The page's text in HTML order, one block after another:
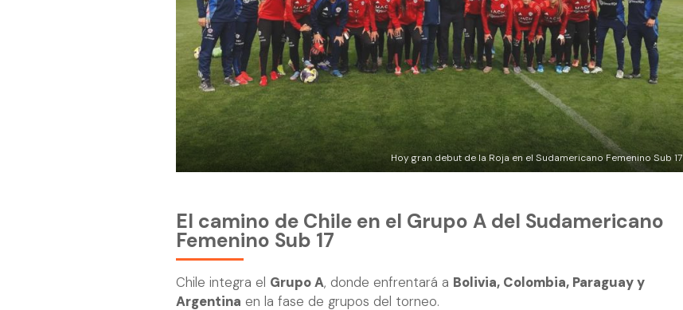
Hoy gran debut de la Roja en el Sudamericano Femenino Sub 17
El camino de Chile en el Grupo A del Sudamericano
Femenino Sub 17
Chile integra el Grupo A, donde enfrentará a Bolivia, Colombia, Paraguay y
Argentina en la fase de grupos del torneo.